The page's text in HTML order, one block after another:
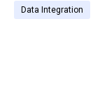
Data Integration